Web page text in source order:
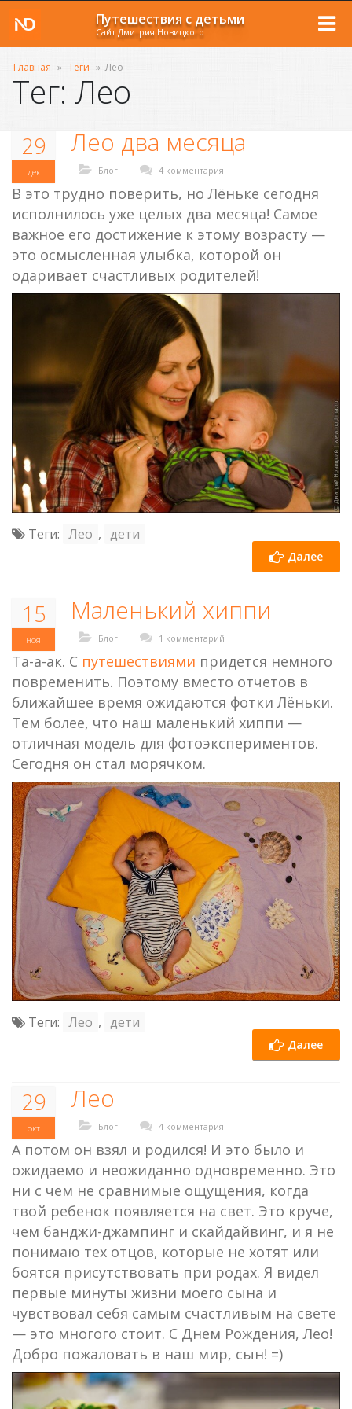
Путешествия с детьми
Сайт Дмитрия Новицкого
Главная » Теги » Лео
Тег: Лео
29
дек
Лео два месяца
Блог 4 комментария
В это трудно поверить, но Лёньке сегодня
исполнилось уже целых два месяца! Самое
важное его достижение к этому возрасту —
это осмысленная улыбка, которой он
одаривает счастливых родителей!
Теги: Лео , дети
Далее
15
ноя
Маленький хиппи
Блог 1 комментарий
Та-а-ак. С путешествиями придется немного
повременить. Поэтому вместо отчетов в
ближайшее время ожидаются фотки Лёньки.
Тем более, что наш маленький хиппи —
отличная модель для фотоэкспериментов.
Сегодня он стал морячком.
Теги: Лео , дети
Далее
29
окт
Лео
Блог 4 комментария
А потом он взял и родился! И это было и
ожидаемо и неожиданно одновременно. Это
ни с чем не сравнимые ощущения, когда
твой ребенок появляется на свет. Это круче,
чем банджи-джампинг и скайдайвинг, и я не
понимаю тех отцов, которые не хотят или
боятся присутствовать при родах. Я видел
первые минуты жизни моего сына и
чувствовал себя самым счастливым на свете
— это многого стоит. С Днем Рождения, Лео!
Добро пожаловать в наш мир, сын! =)